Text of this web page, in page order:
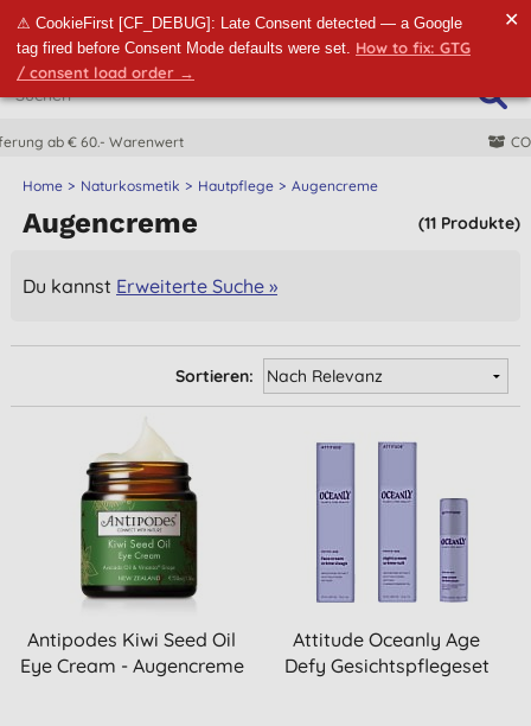
⚠ CookieFirst [CF_DEBUG]: Late Consent detected — a Google
tag fired before Consent Mode defaults were set. How to fix: GTG
/ consent load order →
✕
Home Naturkosmetik Hautpflege Augencreme
(11 Produkte)
Augencreme
Du kannst Erweiterte Suche »
Sortieren:
Antipodes Kiwi Seed Oil
Eye Cream - Augencreme
Attitude Oceanly Age
Defy Gesichtspflegeset